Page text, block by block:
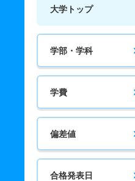
大学トップ
学部・学科
学費
偏差値
合格発表日